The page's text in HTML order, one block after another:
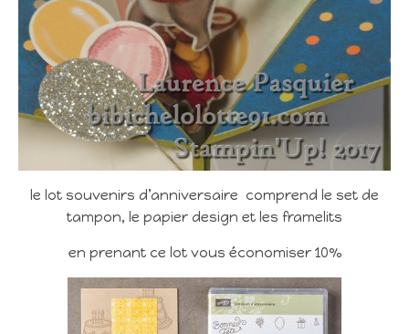
le lot souvenirs d’anniversaire comprend le set de
tampon, le papier design et les framelits
en prenant ce lot vous économiser 10%